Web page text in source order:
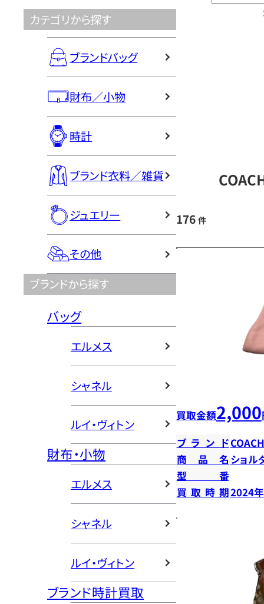
カテゴリから探す
ブランドバッグ
財布／小物
時計
ブランド衣料／雑貨
ジュエリー
その他
ブランドから探す
バッグ
エルメス
シャネル
ルイ・ヴィトン
財布・小物
エルメス
シャネル
ルイ・ヴィトン
ブランド時計買取
176 件
買取金額2,000
ブランドCOACH
商品名 ショル
型番
買取時期2024